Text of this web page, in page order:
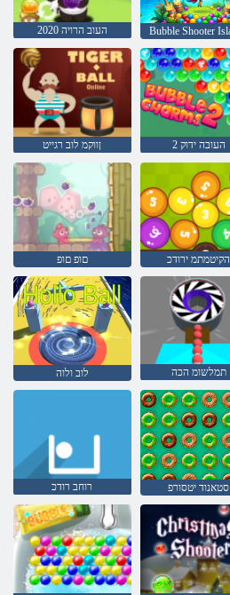
2020 העוב הרויה
ןווקמ לוב רגייט 2 העובה ידוק
םופ םופ הקיטמתמ ירודכ
לוב ולוה תמלשומ הכה
רוחב רודכ סטאנוד יטסורפ